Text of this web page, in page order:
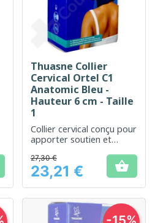
Thuasne Collier
Cervical Ortel C1
Anatomic Bleu -
Hauteur 6 cm - Taille
1
Collier cervical conçu pour
apporter soutien et
douleurs cervicales
légères
Prix
27,30 €
23,21 € 